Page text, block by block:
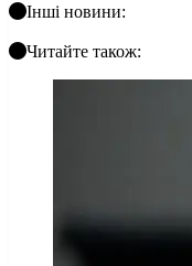
Інші новини:
Читайте також: